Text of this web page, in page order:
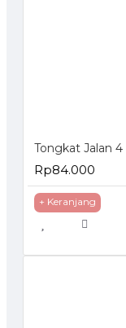
Rp84.000
+ Keranjang